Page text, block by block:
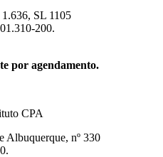
SL 1105
200.
por agendamento.
CPA
Albuquerque, nº 330